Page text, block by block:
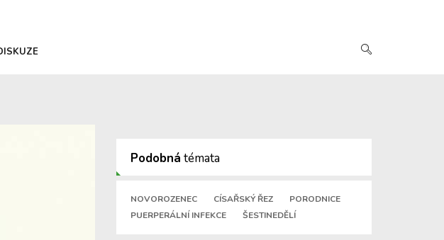
Podobná témata
NOVOROZENEC CÍSAŘSKÝ ŘEZ
PORODNICE
PUERPERÁLNÍ INFEKCE
ŠESTINEDĚLÍ